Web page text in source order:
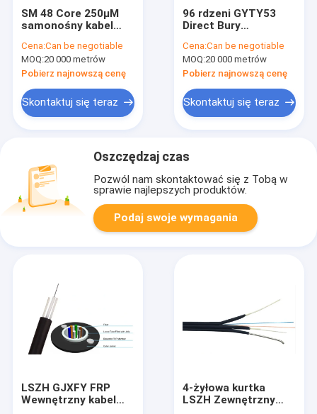
SM 48 Core 250µM
samonośny kabel
GYTC8S 200M Span
Cena:Can be negotiable
MOQ:20 000 metrów
Pobierz najnowszą cenę
Skontaktuj się teraz
96 rdzeni GYTY53
Direct Bury
zewnętrzny
wodoodporny kabel
światłowodowy
Cena:Can be negotiable
MOQ:20 000 metrów
Pobierz najnowszą cenę
Skontaktuj się teraz
Oszczędzaj czas
Pozwól nam skontaktować się z Tobą w
sprawie najlepszych produktów.
Podaj swoje wymagania
LSZH GJXFY FRP
Wewnętrzny kabel
4-żyłowa kurtka
LSZH Zewnętrzny